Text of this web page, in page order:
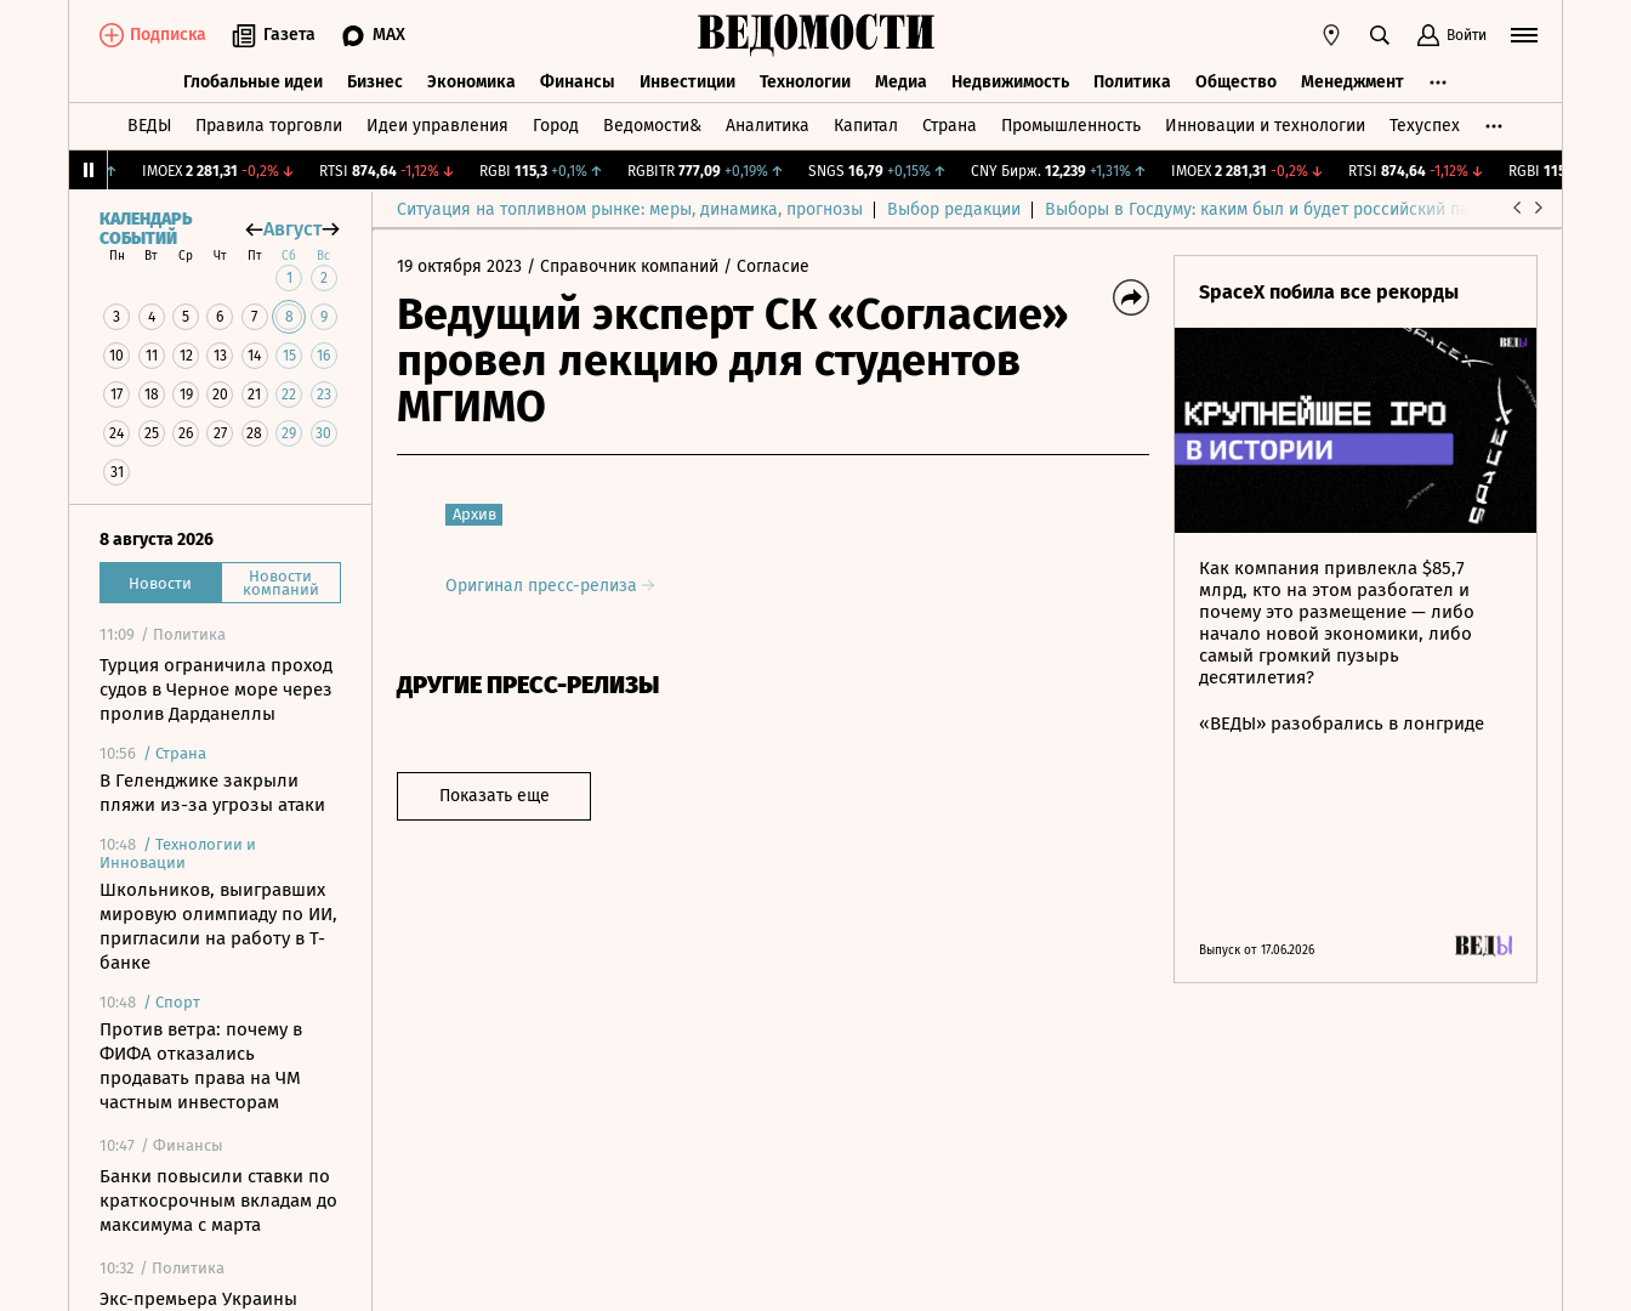
Подписка Газета MAX Войти
Глобальные идеи Бизнес Экономика Финансы Инвестиции Технологии Медиа Недвижимость Политика Общество Менеджмент
ВЕДЫ Правила торговли Идеи управления Город Ведомости& Аналитика Капитал Страна Промышленность Инновации и технологии Техуспех
IMOEX 2 281,31 -0,2%↓ RTSI 874,64 -1,12%↓ RGBI 115,3 +0,1%↑ RGBITR 777,09 +0,19%↑ SNGS 16,79 +0,15%↑ CNY Бирж. 12,239 +1,31%↑ IMOEX 2 281,31 -0,2%↓ RTSI 874,64 -1,12%↓ RGBI 115,3 +0,1%
Ситуация на топливном рынке: меры, динамика, прогнозы Выбор редакции Выборы в Госдуму: каким был и будет российский парламент
КАЛЕНДАРЬ
СОБЫТИЙ
Август
Пн Вт Ср Чт Пт Сб Вс
1 2
3 4 5 6 7 8 9
10 11 12 13 14 15 16
17 18 19 20 21 22 23
24 25 26 27 28 29 30
31
8 августа 2026
Новости Новости
компаний
11:09 / Политика
Турция ограничила проход
судов в Черное море через
пролив Дарданеллы
10:56 / Страна
В Геленджике закрыли
пляжи из-за угрозы атаки
10:48 / Технологии и
Инновации
Школьников, выигравших
мировую олимпиаду по ИИ,
пригласили на работу в Т-
банке
10:48 / Спорт
Против ветра: почему в
ФИФА отказались
продавать права на ЧМ
частным инвесторам
10:47 / Финансы
Банки повысили ставки по
краткосрочным вкладам до
максимума с марта
10:32 / Политика
Экс-премьера Украины
19 октября 2023 / Справочник компаний / Согласие
Ведущий эксперт СК «Согласие»
провел лекцию для студентов
МГИМО
Архив
Оригинал пресс-релиза
ДРУГИЕ ПРЕСС-РЕЛИЗЫ
Показать еще
SpaceX побила все рекорды
Как компания привлекла $85,7
млрд, кто на этом разбогател и
почему это размещение — либо
начало новой экономики, либо
самый громкий пузырь
десятилетия?
«ВЕДЫ» разобрались в лонгриде
Выпуск от 17.06.2026